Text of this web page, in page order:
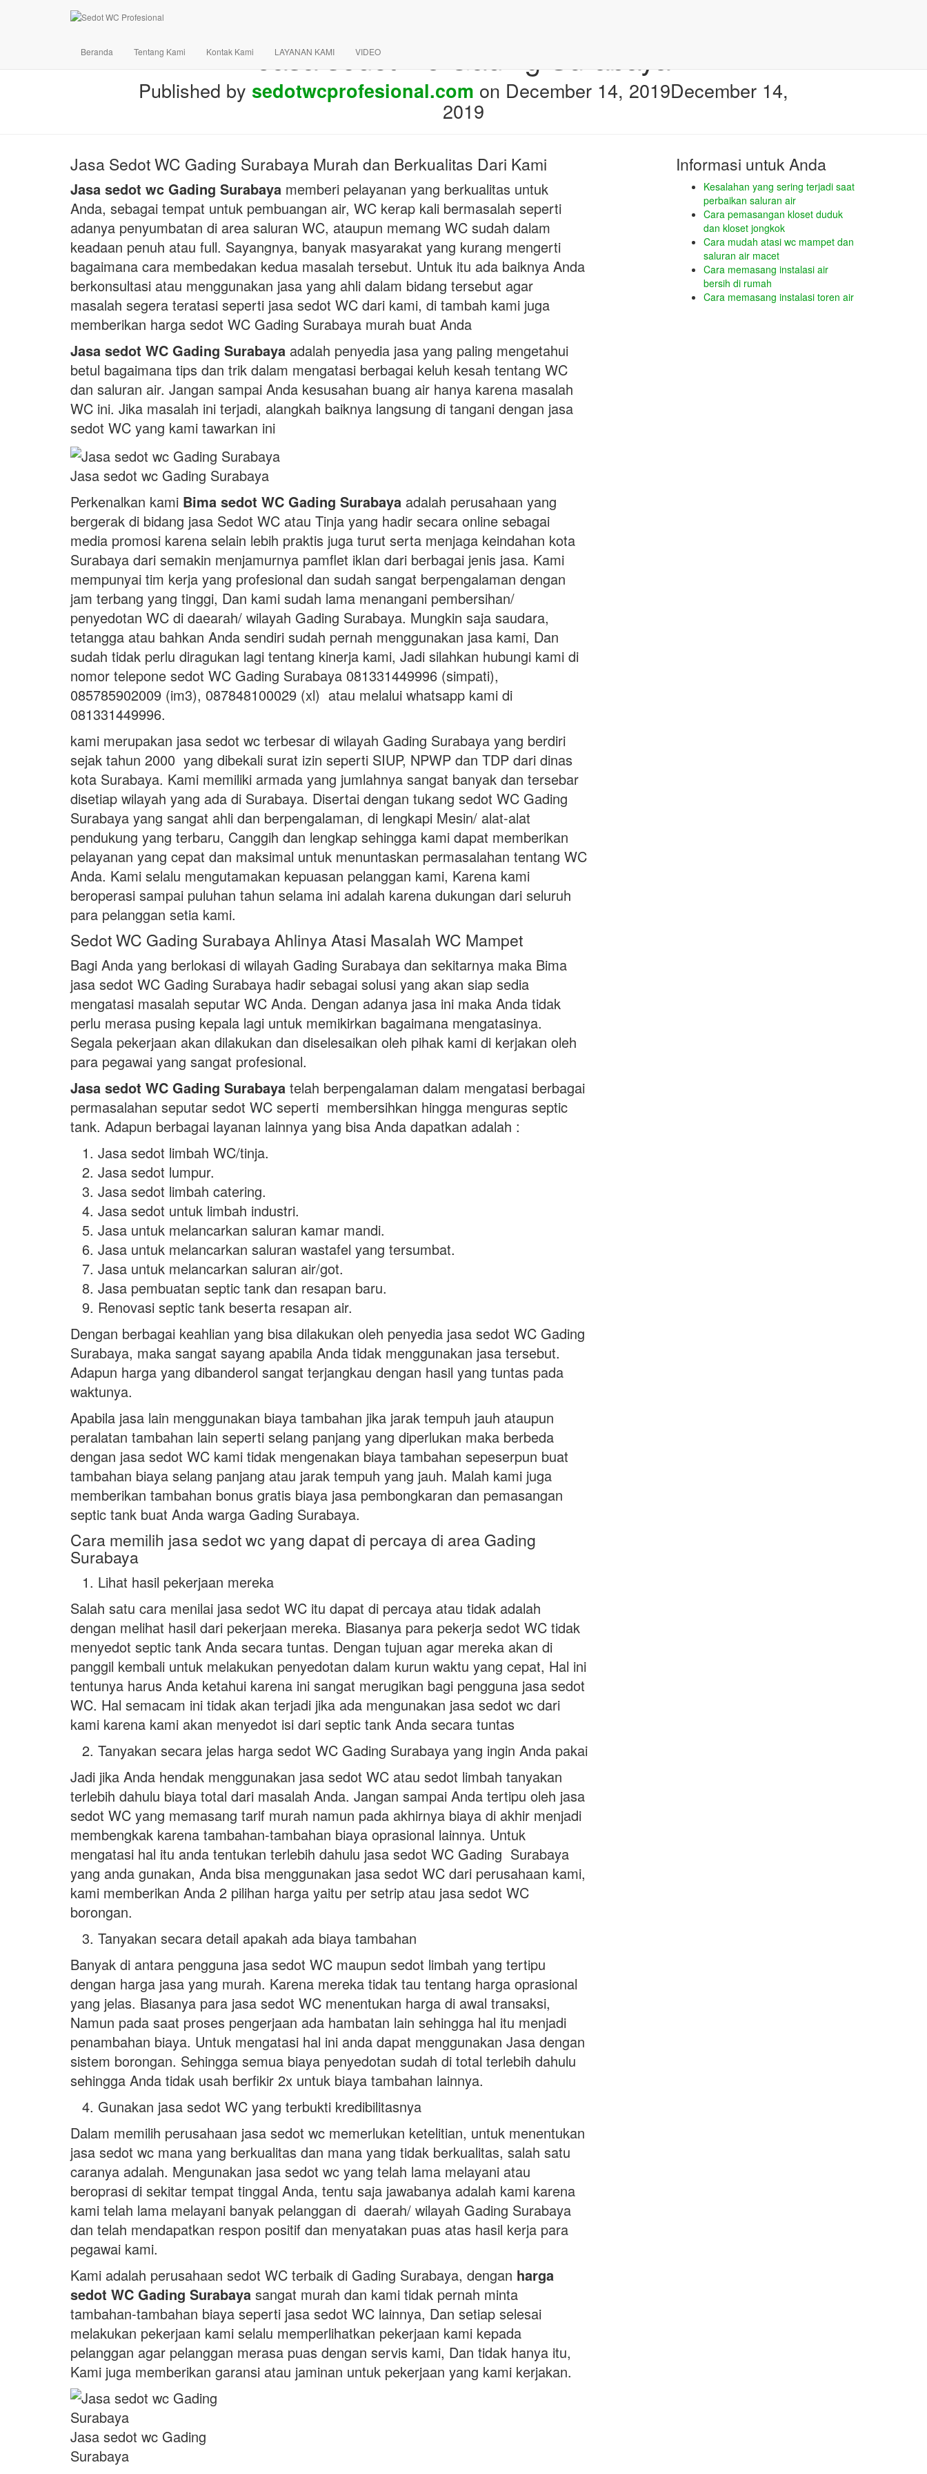
Beranda Tentang Kami Kontak Kami LAYANAN KAMI VIDEO
Jasa sedot wc Gading Surabaya
Published by sedotwcprofesional.com on December 14, 2019December 14,
2019
Jasa Sedot WC Gading Surabaya Murah dan Berkualitas Dari Kami
Jasa sedot wc Gading Surabaya memberi pelayanan yang berkualitas untuk
Anda, sebagai tempat untuk pembuangan air, WC kerap kali bermasalah seperti
adanya penyumbatan di area saluran WC, ataupun memang WC sudah dalam
keadaan penuh atau full. Sayangnya, banyak masyarakat yang kurang mengerti
bagaimana cara membedakan kedua masalah tersebut. Untuk itu ada baiknya Anda
berkonsultasi atau menggunakan jasa yang ahli dalam bidang tersebut agar
masalah segera teratasi seperti jasa sedot WC dari kami, di tambah kami juga
memberikan harga sedot WC Gading Surabaya murah buat Anda
Jasa sedot WC Gading Surabaya adalah penyedia jasa yang paling mengetahui
betul bagaimana tips dan trik dalam mengatasi berbagai keluh kesah tentang WC
dan saluran air. Jangan sampai Anda kesusahan buang air hanya karena masalah
WC ini. Jika masalah ini terjadi, alangkah baiknya langsung di tangani dengan jasa
sedot WC yang kami tawarkan ini
Jasa sedot wc Gading Surabaya
Perkenalkan kami Bima sedot WC Gading Surabaya adalah perusahaan yang
bergerak di bidang jasa Sedot WC atau Tinja yang hadir secara online sebagai
media promosi karena selain lebih praktis juga turut serta menjaga keindahan kota
Surabaya dari semakin menjamurnya pamflet iklan dari berbagai jenis jasa. Kami
mempunyai tim kerja yang profesional dan sudah sangat berpengalaman dengan
jam terbang yang tinggi, Dan kami sudah lama menangani pembersihan/
penyedotan WC di daearah/ wilayah Gading Surabaya. Mungkin saja saudara,
tetangga atau bahkan Anda sendiri sudah pernah menggunakan jasa kami, Dan
sudah tidak perlu diragukan lagi tentang kinerja kami, Jadi silahkan hubungi kami di
nomor telepone sedot WC Gading Surabaya 081331449996 (simpati),
085785902009 (im3), 087848100029 (xl) atau melalui whatsapp kami di
081331449996.
kami merupakan jasa sedot wc terbesar di wilayah Gading Surabaya yang berdiri
sejak tahun 2000 yang dibekali surat izin seperti SIUP, NPWP dan TDP dari dinas
kota Surabaya. Kami memiliki armada yang jumlahnya sangat banyak dan tersebar
disetiap wilayah yang ada di Surabaya. Disertai dengan tukang sedot WC Gading
Surabaya yang sangat ahli dan berpengalaman, di lengkapi Mesin/ alat-alat
pendukung yang terbaru, Canggih dan lengkap sehingga kami dapat memberikan
pelayanan yang cepat dan maksimal untuk menuntaskan permasalahan tentang WC
Anda. Kami selalu mengutamakan kepuasan pelanggan kami, Karena kami
beroperasi sampai puluhan tahun selama ini adalah karena dukungan dari seluruh
para pelanggan setia kami.
Sedot WC Gading Surabaya Ahlinya Atasi Masalah WC Mampet
Bagi Anda yang berlokasi di wilayah Gading Surabaya dan sekitarnya maka Bima
jasa sedot WC Gading Surabaya hadir sebagai solusi yang akan siap sedia
mengatasi masalah seputar WC Anda. Dengan adanya jasa ini maka Anda tidak
perlu merasa pusing kepala lagi untuk memikirkan bagaimana mengatasinya.
Segala pekerjaan akan dilakukan dan diselesaikan oleh pihak kami di kerjakan oleh
para pegawai yang sangat profesional.
Jasa sedot WC Gading Surabaya telah berpengalaman dalam mengatasi berbagai
permasalahan seputar sedot WC seperti membersihkan hingga menguras septic
tank. Adapun berbagai layanan lainnya yang bisa Anda dapatkan adalah :
Jasa sedot limbah WC/tinja.
Jasa sedot lumpur.
Jasa sedot limbah catering.
Jasa sedot untuk limbah industri.
Jasa untuk melancarkan saluran kamar mandi.
Jasa untuk melancarkan saluran wastafel yang tersumbat.
Jasa untuk melancarkan saluran air/got.
Jasa pembuatan septic tank dan resapan baru.
Renovasi septic tank beserta resapan air.
Dengan berbagai keahlian yang bisa dilakukan oleh penyedia jasa sedot WC Gading
Surabaya, maka sangat sayang apabila Anda tidak menggunakan jasa tersebut.
Adapun harga yang dibanderol sangat terjangkau dengan hasil yang tuntas pada
waktunya.
Apabila jasa lain menggunakan biaya tambahan jika jarak tempuh jauh ataupun
peralatan tambahan lain seperti selang panjang yang diperlukan maka berbeda
dengan jasa sedot WC kami tidak mengenakan biaya tambahan sepeserpun buat
tambahan biaya selang panjang atau jarak tempuh yang jauh. Malah kami juga
memberikan tambahan bonus gratis biaya jasa pembongkaran dan pemasangan
septic tank buat Anda warga Gading Surabaya.
Cara memilih jasa sedot wc yang dapat di percaya di area Gading
Surabaya
Lihat hasil pekerjaan mereka
Salah satu cara menilai jasa sedot WC itu dapat di percaya atau tidak adalah
dengan melihat hasil dari pekerjaan mereka. Biasanya para pekerja sedot WC tidak
menyedot septic tank Anda secara tuntas. Dengan tujuan agar mereka akan di
panggil kembali untuk melakukan penyedotan dalam kurun waktu yang cepat, Hal ini
tentunya harus Anda ketahui karena ini sangat merugikan bagi pengguna jasa sedot
WC. Hal semacam ini tidak akan terjadi jika ada mengunakan jasa sedot wc dari
kami karena kami akan menyedot isi dari septic tank Anda secara tuntas
Tanyakan secara jelas harga sedot WC Gading Surabaya yang ingin Anda pakai
Jadi jika Anda hendak menggunakan jasa sedot WC atau sedot limbah tanyakan
terlebih dahulu biaya total dari masalah Anda. Jangan sampai Anda tertipu oleh jasa
sedot WC yang memasang tarif murah namun pada akhirnya biaya di akhir menjadi
membengkak karena tambahan-tambahan biaya oprasional lainnya. Untuk
mengatasi hal itu anda tentukan terlebih dahulu jasa sedot WC Gading Surabaya
yang anda gunakan, Anda bisa menggunakan jasa sedot WC dari perusahaan kami,
kami memberikan Anda 2 pilihan harga yaitu per setrip atau jasa sedot WC
borongan.
Tanyakan secara detail apakah ada biaya tambahan
Banyak di antara pengguna jasa sedot WC maupun sedot limbah yang tertipu
dengan harga jasa yang murah. Karena mereka tidak tau tentang harga oprasional
yang jelas. Biasanya para jasa sedot WC menentukan harga di awal transaksi,
Namun pada saat proses pengerjaan ada hambatan lain sehingga hal itu menjadi
penambahan biaya. Untuk mengatasi hal ini anda dapat menggunakan Jasa dengan
sistem borongan. Sehingga semua biaya penyedotan sudah di total terlebih dahulu
sehingga Anda tidak usah berfikir 2x untuk biaya tambahan lainnya.
Gunakan jasa sedot WC yang terbukti kredibilitasnya
Dalam memilih perusahaan jasa sedot wc memerlukan ketelitian, untuk menentukan
jasa sedot wc mana yang berkualitas dan mana yang tidak berkualitas, salah satu
caranya adalah. Mengunakan jasa sedot wc yang telah lama melayani atau
beroprasi di sekitar tempat tinggal Anda, tentu saja jawabanya adalah kami karena
kami telah lama melayani banyak pelanggan di daerah/ wilayah Gading Surabaya
dan telah mendapatkan respon positif dan menyatakan puas atas hasil kerja para
pegawai kami.
Kami adalah perusahaan sedot WC terbaik di Gading Surabaya, dengan harga
sedot WC Gading Surabaya sangat murah dan kami tidak pernah minta
tambahan-tambahan biaya seperti jasa sedot WC lainnya, Dan setiap selesai
melakukan pekerjaan kami selalu memperlihatkan pekerjaan kami kepada
pelanggan agar pelanggan merasa puas dengan servis kami, Dan tidak hanya itu,
Kami juga memberikan garansi atau jaminan untuk pekerjaan yang kami kerjakan.
Jasa sedot wc Gading
Surabaya
Informasi untuk Anda
Kesalahan yang sering terjadi saat
perbaikan saluran air
Cara pemasangan kloset duduk
dan kloset jongkok
Cara mudah atasi wc mampet dan
saluran air macet
Cara memasang instalasi air
bersih di rumah
Cara memasang instalasi toren air